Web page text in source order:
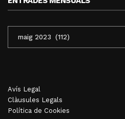
MENSUALS
Avís Legal
Clàusules Legals
Política de Cookies